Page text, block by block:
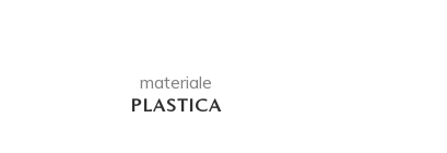
materiale
PLASTICA